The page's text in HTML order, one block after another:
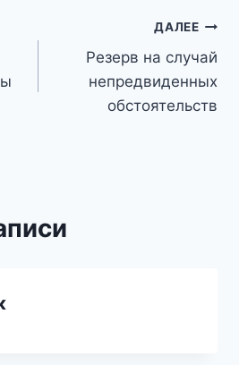
ДАЛЕЕ
Резерв на случай
непредвиденных
обстоятельств